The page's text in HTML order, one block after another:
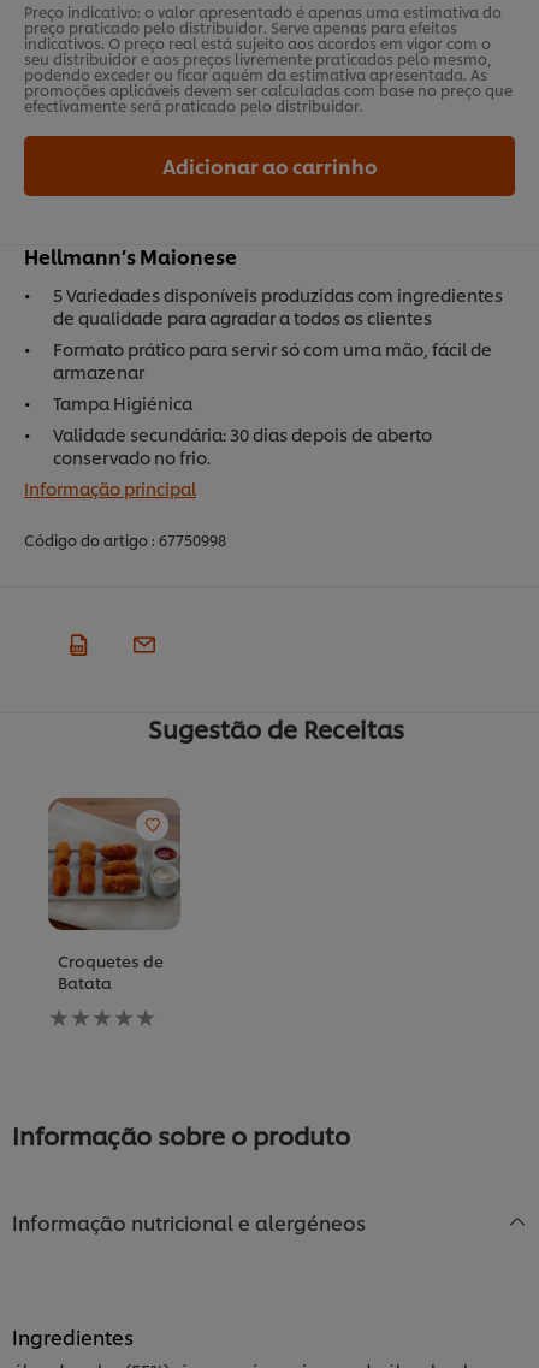
Preço indicativo: o valor apresentado é apenas uma estimativa do
preço praticado pelo distribuidor. Serve apenas para efeitos
indicativos. O preço real está sujeito aos acordos em vigor com o
seu distribuidor e aos preços livremente praticados pelo mesmo,
podendo exceder ou ficar aquém da estimativa apresentada. As
promoções aplicáveis devem ser calculadas com base no preço que
efectivamente será praticado pelo distribuidor.
Adicionar ao carrinho
Hellmann’s Maionese
5 Variedades disponíveis produzidas com ingredientes
de qualidade para agradar a todos os clientes
Formato prático para servir só com uma mão, fácil de
armazenar
Tampa Higiénica
Validade secundária: 30 dias depois de aberto
conservado no frio.
Informação principal
Código do artigo : 67750998
Sugestão de Receitas
Croquetes de
Batata
Nenhuma
avaliação
Informação sobre o produto
Informação nutricional e alergéneos
Ingredientes